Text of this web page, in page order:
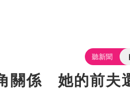
聽新聞
關係 她的前夫